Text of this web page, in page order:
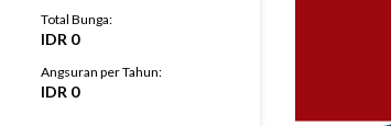
Total Bunga:
IDR 0
Angsuran per Tahun:
IDR 0